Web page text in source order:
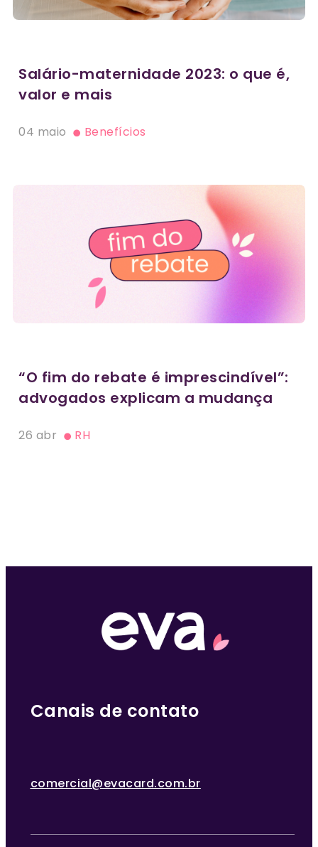
Salário-maternidade 2023: o que é,
valor e mais
04 maio Benefícios
“O fim do rebate é imprescindível”:
advogados explicam a mudança
26 abr RH
Canais de contato
comercial@evacard.com.br